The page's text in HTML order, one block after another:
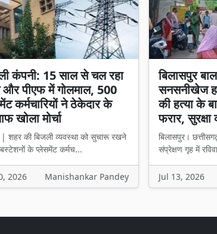
कंपनी: 15 साल से चल रहा
पीएफ में गोलमाल, 500
कर्मचारियों ने ठेकेदार के
खोला मोर्चा
| शहर की बिजली व्यवस्था को सुचारू रखने
के प्लेसमेंट कर्मच...
2026 Manishankar Pandey
बिलासपुर
सनसनीखेज
की हत्या के
फरार,
बिलासपुर।
संप्रेक्षण गृह में
Jul 13, 2026